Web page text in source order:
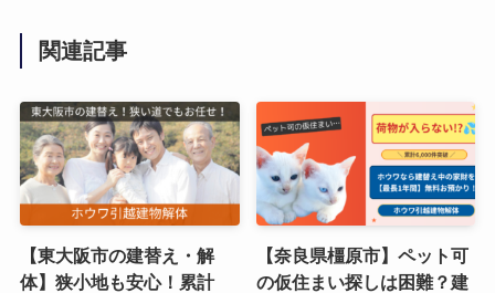
関連記事
【東大阪市の建替え・解
体】狭小地も安心！累計
【奈良県橿原市】ペット可
の仮住まい探しは困難？建